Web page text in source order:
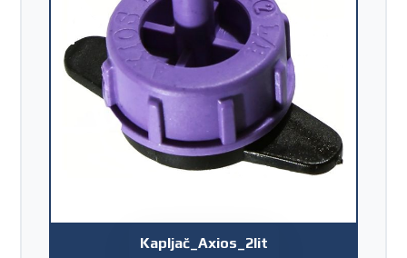
Kapljač_Axios_2lit